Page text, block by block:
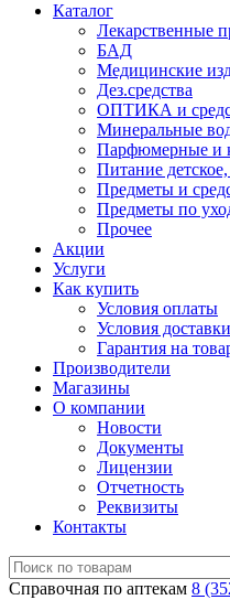
Каталог
Лекарственные
БАД
Медицинские
Дез.средства
ОПТИКА и
Минеральные
Парфюмерные и
Питание
Предметы и
Предметы по
Прочее
Акции
Услуги
Как купить
Условия оплаты
Условия доставки
Гарантия на
Производители
Магазины
О компании
Новости
Документы
Лицензии
Отчетность
Реквизиты
Контакты
Справочная по аптекам 8